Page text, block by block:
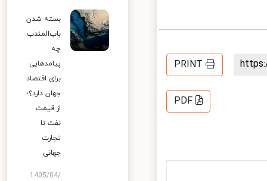
PRINT
PDF
بسته شدن
باب‌المندب
چه
پیامدهایی
برای اقتصاد
جهان دارد؟؛
از قیمت
نفت تا
تجارت
جهانی
1405/04/